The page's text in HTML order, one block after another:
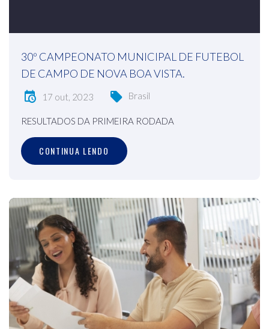
30º CAMPEONATO MUNICIPAL DE FUTEBOL
DE CAMPO DE NOVA BOA VISTA.
17 out, 2023 Brasil
RESULTADOS DA PRIMEIRA RODADA
CONTINUA LENDO